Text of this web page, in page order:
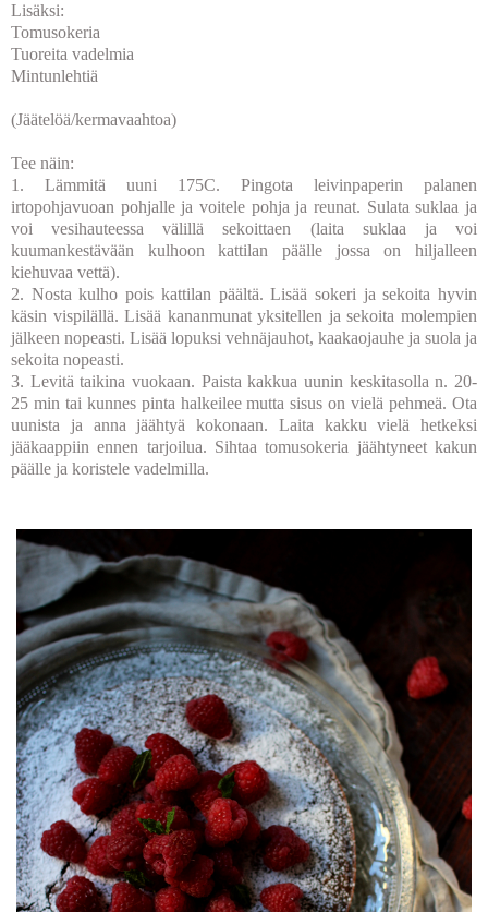
Lisäksi:
Tomusokeria
Tuoreita vadelmia
Mintunlehtiä
(Jäätelöä/kermavaahtoa)
Tee näin:
1. Lämmitä uuni 175C. Pingota leivinpaperin palanen
irtopohjavuoan pohjalle ja voitele pohja ja reunat. Sulata suklaa ja
voi vesihauteessa välillä sekoittaen (laita suklaa ja voi
kuumankestävään kulhoon kattilan päälle jossa on hiljalleen
kiehuvaa vettä).
2. Nosta kulho pois kattilan päältä. Lisää sokeri ja sekoita hyvin
käsin vispilällä. Lisää kananmunat yksitellen ja sekoita molempien
jälkeen nopeasti. Lisää lopuksi vehnäjauhot, kaakaojauhe ja suola ja
sekoita nopeasti.
3. Levitä taikina vuokaan. Paista kakkua uunin keskitasolla n. 20-
25 min tai kunnes pinta halkeilee mutta sisus on vielä pehmeä. Ota
uunista ja anna jäähtyä kokonaan. Laita kakku vielä hetkeksi
jääkaappiin ennen tarjoilua. Sihtaa tomusokeria jäähtyneet kakun
päälle ja koristele vadelmilla.